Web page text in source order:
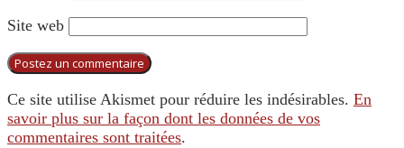
Site web
Ce site utilise Akismet pour réduire les indésirables. En
savoir plus sur la façon dont les données de vos
commentaires sont traitées.